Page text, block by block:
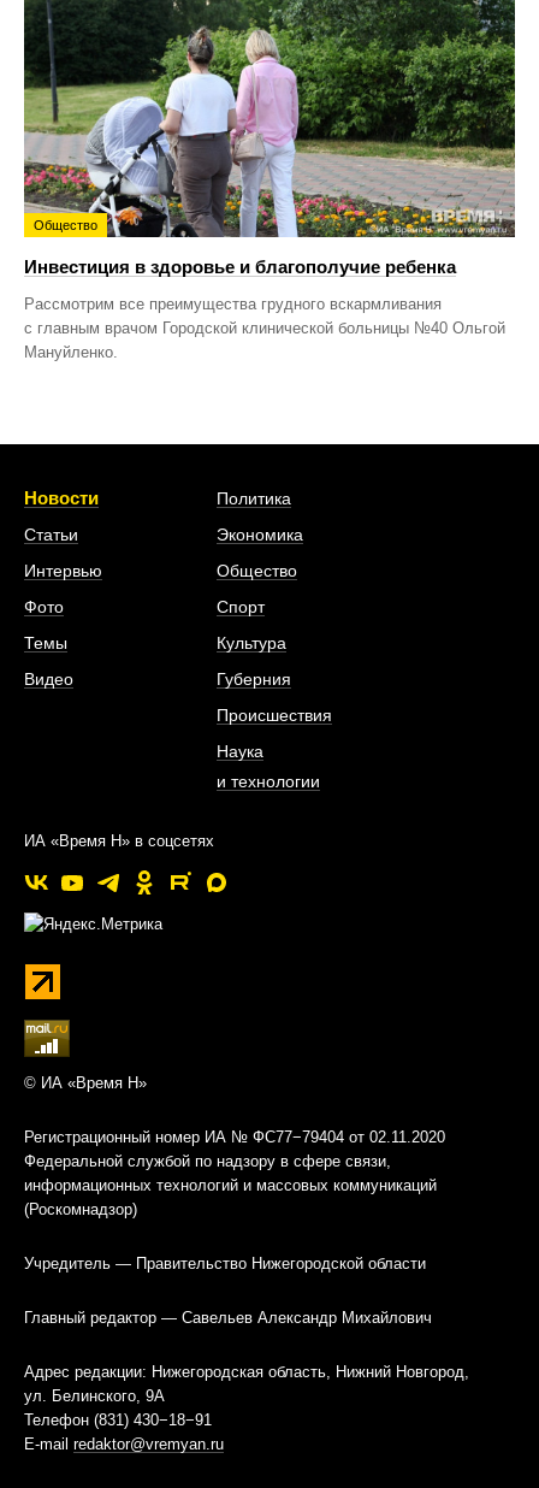
Общество
Инвестиция в здоровье и благополучие ребенка
Рассмотрим все преимущества грудного вскармливания
с главным врачом Городской клинической больницы №40 Ольгой
Мануйленко.
Новости
Статьи
Интервью
Фото
Темы
Видео
Политика
Экономика
Общество
Спорт
Культура
Губерния
Происшествия
Наука
и технологии
ИА «Время Н» в соцсетях
© ИА «Время Н»
Регистрационный номер ИА № ФС77−79404 от 02.11.2020
Федеральной службой по надзору в сфере связи,
информационных технологий и массовых коммуникаций
(Роскомнадзор)
Учредитель — Правительство Нижегородской области
Главный редактор — Савельев Александр Михайлович
Адрес редакции: Нижегородская область, Нижний Новгород,
ул. Белинского, 9А
Телефон (831) 430−18−91
E-mail redaktor@vremyan.ru